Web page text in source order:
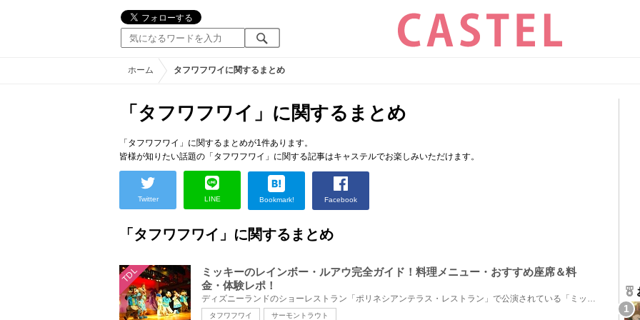
ホーム タフワフワイに関するまとめ
「タフワフワイ」に関するまとめ
「タフワフワイ」に関するまとめが1件あります。
皆様が知りたい話題の「タフワフワイ」に関する記事はキャステルでお楽しみいただけます。
Twitter LINE Bookmark! Facebook
「タフワフワイ」に関するまとめ
TDL
ミッキーのレインボー・ルアウ完全ガイド！料理メニュー・おすすめ座席＆料
金・体験レポ！
ディズニーランドのショーレストラン「ポリネシアンテラス・レストラン」で公演されている「ミッキーの...
タフワフワイ サーモントラウト